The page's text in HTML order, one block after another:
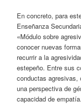
En concreto, para
Enseñanza
«Módulo sobre
conocer nuevas
recurrir a la
estepeño. Entre sus
conductas agresivas,
una perspectiva de
capacidad de empatía.